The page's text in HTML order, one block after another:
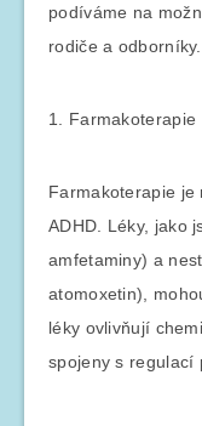
podíváme na
rodiče a odborníky.
1. Farmakoterapie
Farmakoterapie je
ADHD. Léky, jako
amfetaminy) a
atomoxetin),
léky ovlivňují
spojeny s regulací